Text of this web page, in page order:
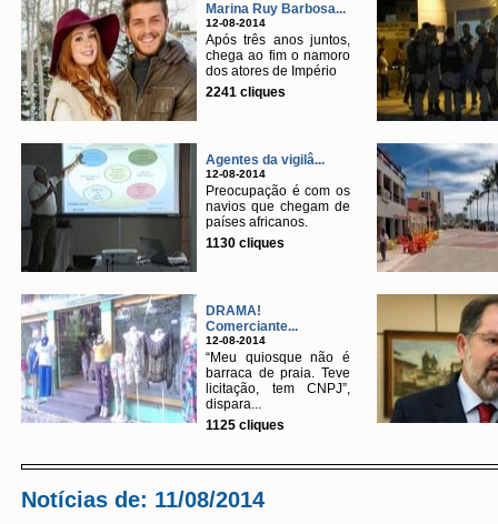
Marina Ruy Barbosa...
12-08-2014
Após três anos juntos,
chega ao fim o namoro
dos atores de Império
2241 cliques
Agentes da vigilâ...
12-08-2014
Preocupação é com os
navios que chegam de
países africanos.
1130 cliques
DRAMA!
Comerciante...
12-08-2014
“Meu quiosque não é
barraca de praia. Teve
licitação, tem CNPJ”,
dispara...
1125 cliques
Notícias de: 11/08/2014